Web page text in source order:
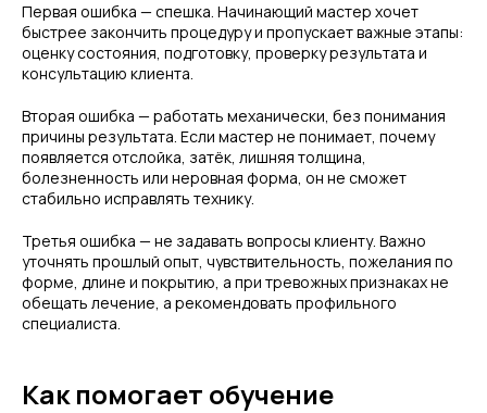
Первая ошибка — спешка. Начинающий мастер хочет
быстрее закончить процедуру и пропускает важные этапы:
оценку состояния, подготовку, проверку результата и
консультацию клиента.
Вторая ошибка — работать механически, без понимания
причины результата. Если мастер не понимает, почему
появляется отслойка, затёк, лишняя толщина,
болезненность или неровная форма, он не сможет
стабильно исправлять технику.
Третья ошибка — не задавать вопросы клиенту. Важно
уточнять прошлый опыт, чувствительность, пожелания по
форме, длине и покрытию, а при тревожных признаках не
обещать лечение, а рекомендовать профильного
специалиста.
Как помогает обучение